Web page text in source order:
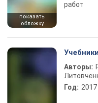
показать
обложку
работ
Авторы:
Год: 2017